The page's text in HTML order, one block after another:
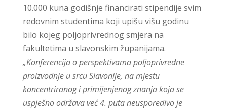
10.000 kuna godišnje financirati stipendije svim
redovnim studentima koji upišu višu godinu
bilo kojeg poljoprivrednog smjera na
fakultetima u slavonskim županijama.
„Konferencija o perspektivama poljoprivredne
proizvodnje u srcu Slavonije, na mjestu
koncentriranog i primijenjenog znanja koja se
uspješno održava već 4. puta neusporedivo je